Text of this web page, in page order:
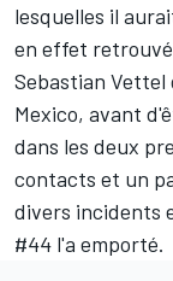
lesquelles il
en effet
Sebastian Vettel
Mexico, avant
dans les deux
contacts et un
divers incidents
#44 l'a emporté.